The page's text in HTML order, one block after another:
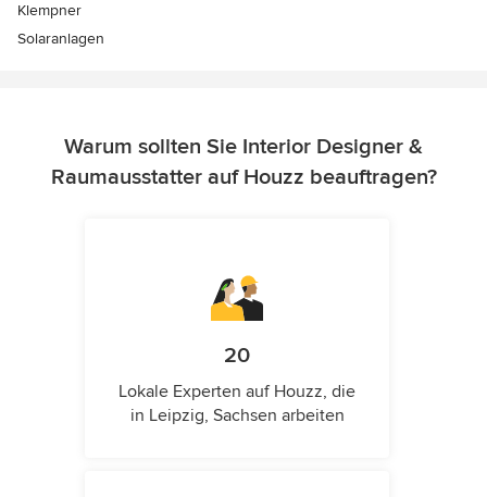
Klempner
Solaranlagen
Warum sollten Sie Interior Designer &
Raumausstatter auf Houzz beauftragen?
20
Lokale Experten auf Houzz, die
in Leipzig, Sachsen arbeiten